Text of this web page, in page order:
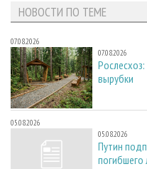
НОВОСТИ ПО ТЕМЕ
07.08.2026
07.08.2026
вырубки
05.08.2026
05.08.2026
Путин
погибшего